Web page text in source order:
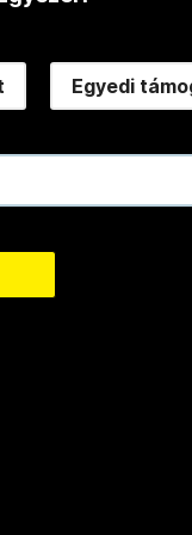
Egyedi